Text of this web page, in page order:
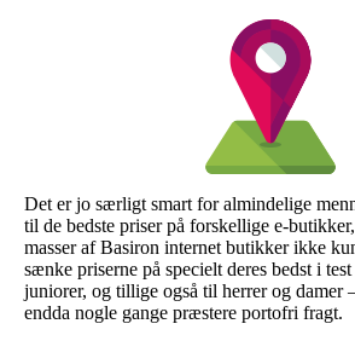
Det er jo særligt smart for almindelige
til de bedste priser på forskellige e-
masser af Basiron internet butikker ikke
sænke priserne på specielt deres bedst i
juniorer, og tillige også til herrer og damer
endda nogle gange præstere portofri fragt.